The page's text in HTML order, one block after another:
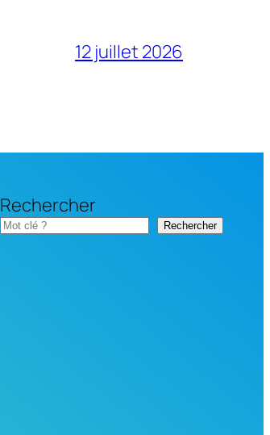
12 juillet 2026
Rechercher
Rechercher